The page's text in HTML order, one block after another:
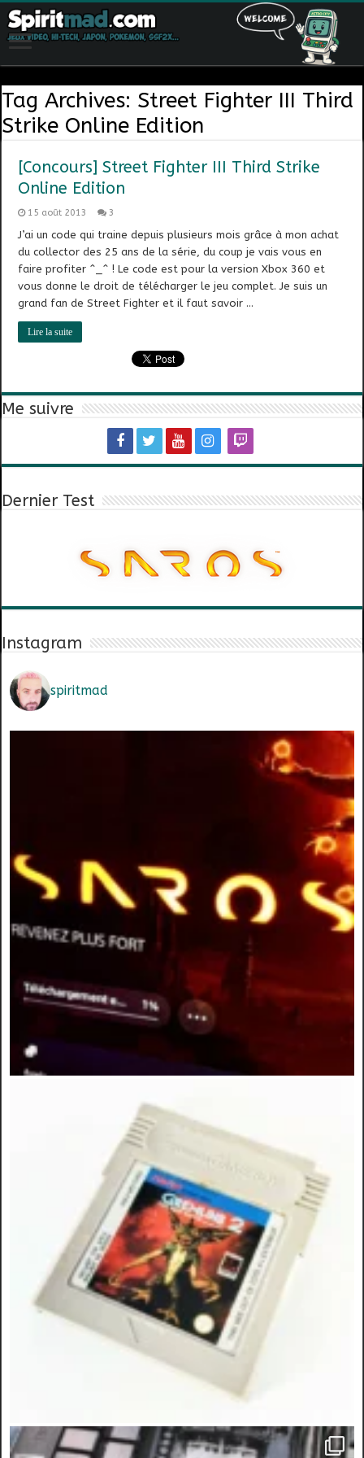
Tag Archives: Street Fighter III Third
Strike Online Edition
[Concours] Street Fighter III Third Strike
Online Edition
15 août 2013 3
J’ai un code qui traine depuis plusieurs mois grâce à mon achat
du collector des 25 ans de la série, du coup je vais vous en
faire profiter ^_^ ! Le code est pour la version Xbox 360 et
vous donne le droit de télécharger le jeu complet. Je suis un
grand fan de Street Fighter et il faut savoir …
Lire la suite
Me suivre
Dernier Test
Instagram
spiritmad